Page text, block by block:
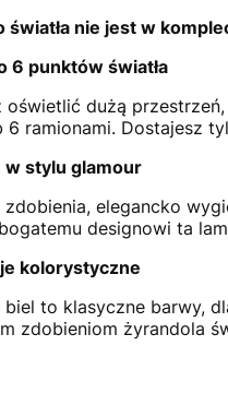
światła nie jest w
6 punktów światła
oświetlić dużą
6 ramionami. Dostajesz
w stylu glamour
zdobienia, elegancko
designowi ta
kolorystyczne
biel to klasyczne barwy,
zdobieniom żyrandola